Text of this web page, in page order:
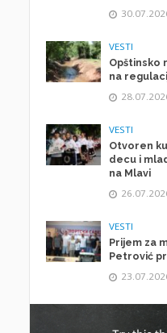
VESTI
Opštinsko
na
VESTI
Otvoren
decu i
na Mlavi
VESTI
Prijem za
Petrović